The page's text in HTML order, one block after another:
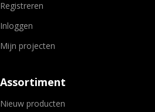
Registreren
Inloggen
Mijn projecten
Assortiment
Nieuw producten